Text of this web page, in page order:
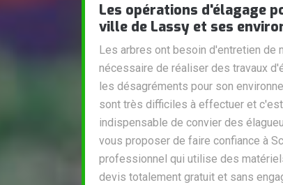
Les opérations d'élagage
ville de Lassy et ses
Les arbres ont besoin d'entretien de
nécessaire de réaliser des travaux
les désagréments pour son
sont très difficiles à effectuer et
indispensable de convier des
vous proposer de faire confiance à
professionnel qui utilise des
devis totalement gratuit et sans